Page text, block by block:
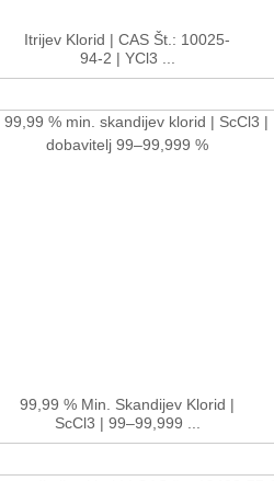
Itrijev Klorid | CAS Št.: 10025-
94-2 | YCl3 ...
99,99 % Min. Skandijev Klorid |
ScCl3 | 99–99,999 ...